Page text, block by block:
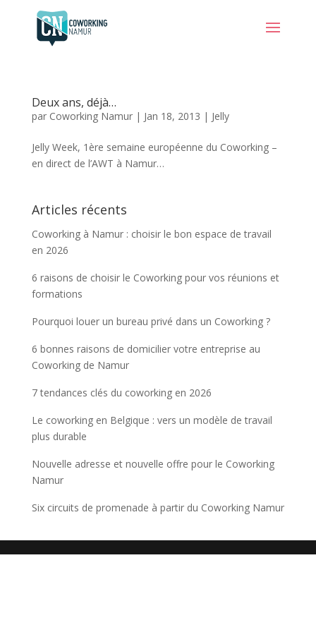
Deux ans, déjà…
par Coworking Namur| Jan 18, 2013 | Jelly
Jelly Week, 1ère semaine européenne du Coworking –
en direct de l’AWT à Namur…
Articles récents
Coworking à Namur : choisir le bon espace de travail
en 2026
6 raisons de choisir le Coworking pour vos réunions et
formations
Pourquoi louer un bureau privé dans un Coworking ?
6 bonnes raisons de domicilier votre entreprise au
Coworking de Namur
7 tendances clés du coworking en 2026
Le coworking en Belgique : vers un modèle de travail
plus durable
Nouvelle adresse et nouvelle offre pour le Coworking
Namur
Six circuits de promenade à partir du Coworking Namur